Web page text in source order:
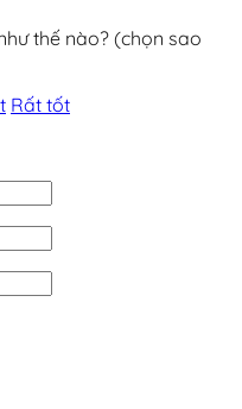
thế nào? (chọn sao
Rất tốt